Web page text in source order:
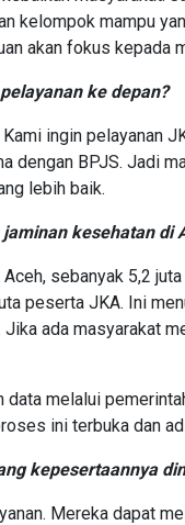
kelompok mampu
akan fokus kepada
ke depan?
ingin pelayanan
dengan BPJS. Jadi
lebih baik.
kesehatan di
sebanyak 5,2
peserta JKA. Ini
Jika ada masyarakat
data melalui
ini terbuka dan
kepesertaannya
Mereka dapat